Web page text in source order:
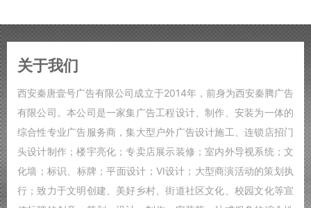
关于我们
西安秦唐壹号广告有限公司成立于2014年，前身为西安秦腾广告
有限公司。本公司是一家集广告工程设计、制作、安装为一体的
综合性专业广告服务商，集大型户外广告设计施工、连锁店招门
头设计制作；楼宇亮化；专卖店展示装修；室内外导视系统；文
化墙；标识、标牌；平面设计；VI设计；大型商演活动的策划执
行；致力于文明创建、美好乡村、街道社区文化、校园文化等宣